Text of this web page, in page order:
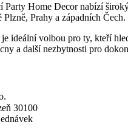
Party Home Decor nabízí
Plzně, Prahy a západních
ideální volbou pro ty, kteří
a další nezbytnosti pro
30100